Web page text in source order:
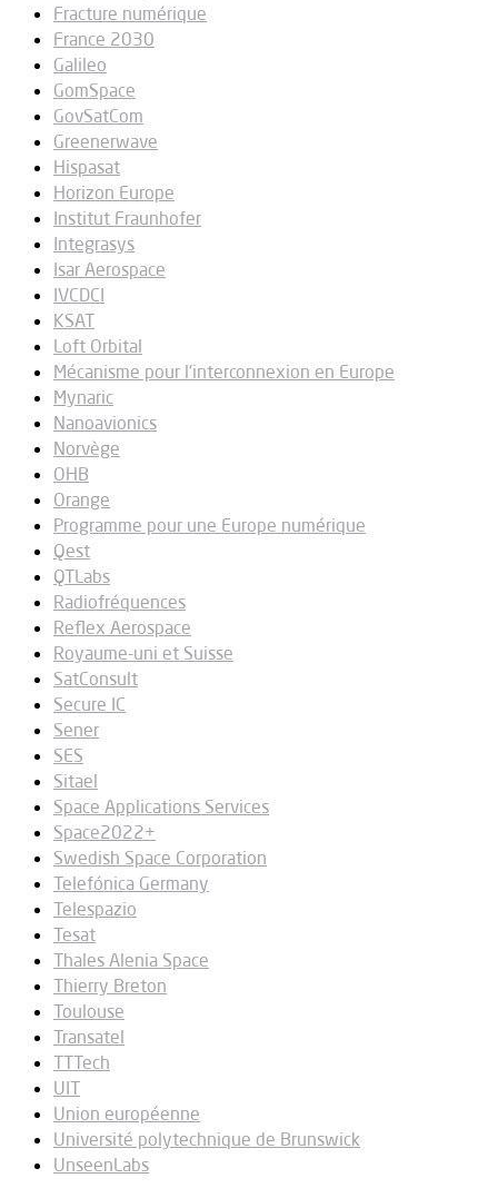
Fracture numérique
France 2030
Galileo
GomSpace
GovSatCom
Greenerwave
Hispasat
Horizon Europe
Institut Fraunhofer
Integrasys
Isar Aerospace
IVCDCI
KSAT
Loft Orbital
Mécanisme pour l'interconnexion en Europe
Mynaric
Nanoavionics
Norvège
OHB
Orange
Programme pour une Europe numérique
Qest
QTLabs
Radiofréquences
Reflex Aerospace
Royaume-uni et Suisse
SatConsult
Secure IC
Sener
SES
Sitael
Space Applications Services
Space2022+
Swedish Space Corporation
Telefónica Germany
Telespazio
Tesat
Thales Alenia Space
Thierry Breton
Toulouse
Transatel
TTTech
UIT
Union européenne
Université polytechnique de Brunswick
UnseenLabs